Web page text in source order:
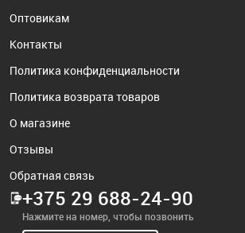
Оптовикам
Контакты
Политика конфиденциальности
Политика возврата товаров
О магазине
Отзывы
Обратная связь
+375 29 688-24-90
Нажмите на номер, чтобы позвонить